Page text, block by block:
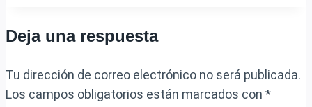
curso
redes
sociales
Deja una respuesta
Tu dirección de correo electrónico no será publicada.
Los campos obligatorios están marcados con *